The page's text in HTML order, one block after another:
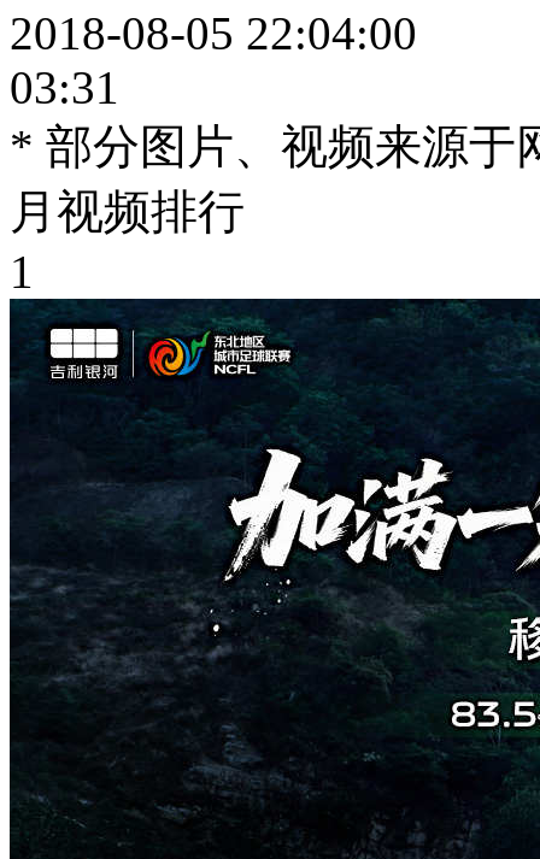
2018-08-05 22:04:00
03:31
* 部分图片、视频来源于
月视频排行
1